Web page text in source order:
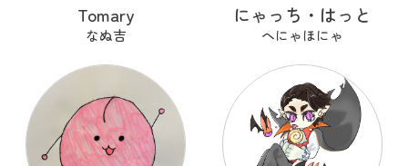
Tomary
なぬ吉
にゃっち・はっと
へにゃほにゃ